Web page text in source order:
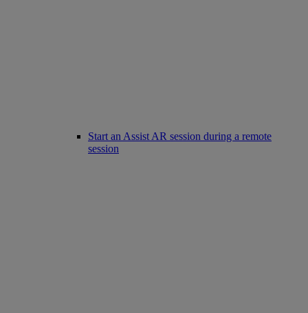
Start an Assist AR session during a remote
session